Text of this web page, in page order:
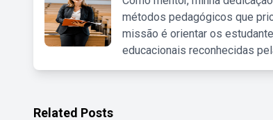
métodos pedagógicos que
missão é orientar os
educacionais reconhecidas
Related Posts